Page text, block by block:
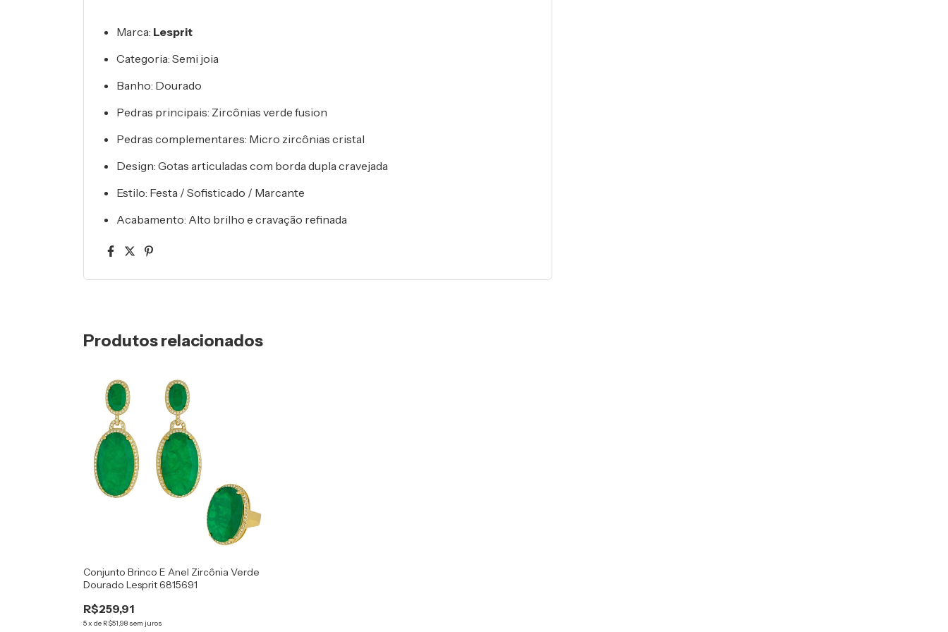
Marca: Lesprit
Categoria: Semi joia
Banho: Dourado
Pedras principais: Zircônias verde fusion
Pedras complementares: Micro zircônias cristal
Design: Gotas articuladas com borda dupla cravejada
Estilo: Festa / Sofisticado / Marcante
Acabamento: Alto brilho e cravação refinada
Produtos relacionados
Conjunto Brinco E Anel Zircônia Verde
Dourado Lesprit 6815691
R$259,91
5x de R$51,98 sem juros